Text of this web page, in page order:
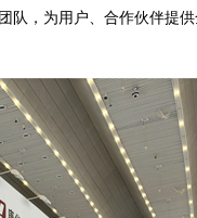
队，为用户、合作伙伴提